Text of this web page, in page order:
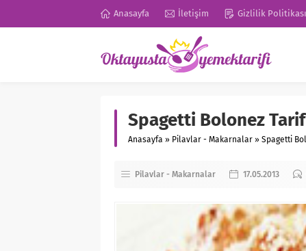
Anasayfa İletişim Gizlilik Politikası
Spagetti Bolonez
Anasayfa » Pilavlar - Makarnalar » Spagetti
Pilavlar - Makarnalar 17.05.2013